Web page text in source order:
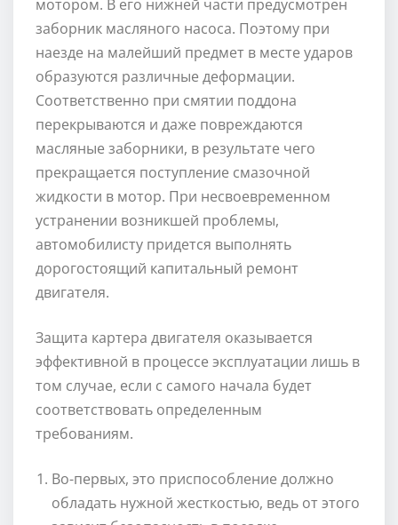
мотором. В его нижней части предусмотрен
заборник масляного насоса. Поэтому при
наезде на малейший предмет в месте ударов
образуются различные деформации.
Соответственно при смятии поддона
перекрываются и даже повреждаются
масляные заборники, в результате чего
прекращается поступление смазочной
жидкости в мотор. При несвоевременном
устранении возникшей проблемы,
автомобилисту придется выполнять
дорогостоящий капитальный ремонт
двигателя.
Защита картера двигателя оказывается
эффективной в процессе эксплуатации лишь в
том случае, если с самого начала будет
соответствовать определенным
требованиям.
Во-первых, это приспособление должно
обладать нужной жесткостью, ведь от этого